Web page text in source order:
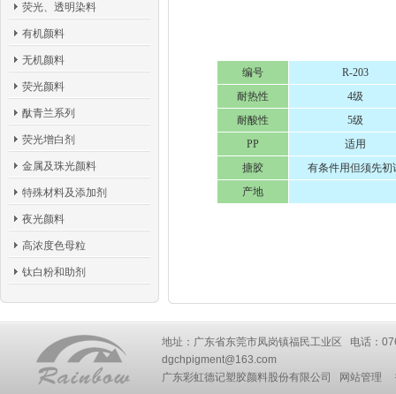
荧光、透明染料
有机颜料
无机颜料
荧光颜料
酞青兰系列
荧光增白剂
金属及珠光颜料
特殊材料及添加剂
夜光颜料
高浓度色母粒
钛白粉和助剂
编号
R-203
耐热性
4级
耐酸性
5级
PP
适用
搪胶
有条件用但须先初
产地
地址：广东省东莞市凤岗镇福民工业区 电话：
dgchpigment@163.com
广东彩虹德记塑胶颜料股份有限公司
网站管理